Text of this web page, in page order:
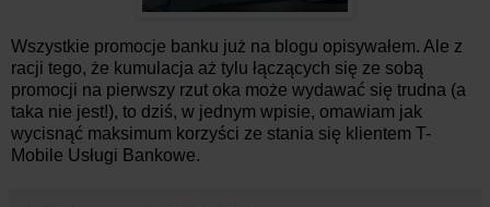
Wszystkie promocje banku już na blogu opisywałem. Ale z
racji tego, że kumulacja aż tylu łączących się ze sobą
promocji na pierwszy rzut oka może wydawać się trudna (a
taka nie jest!), to dziś, w jednym wpisie, omawiam jak
wycisnąć maksimum korzyści ze stania się klientem T-
Mobile Usługi Bankowe.